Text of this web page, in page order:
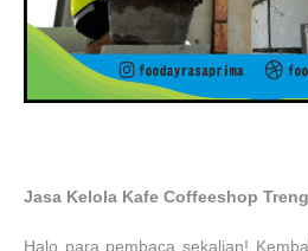
Jasa Kelola Kafe Coffeeshop
Halo para pembaca sekalian!